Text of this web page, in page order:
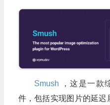
Smush ，这是一款
件，包括实现图片的延